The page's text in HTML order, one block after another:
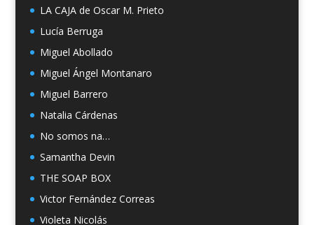
LA CAJA de Oscar M. Prieto
Lucía Berruga
Miguel Abollado
Miguel Ángel Montanaro
Miguel Barrero
Natalia Cárdenas
No somos na…
Samantha Devin
THE SOAP BOX
Victor Fernández Correas
Violeta Nicolás